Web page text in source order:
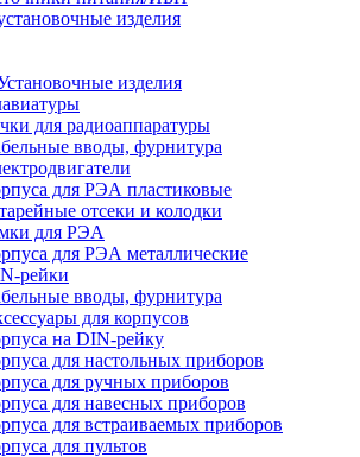
изделия
изделия
для радиоаппаратуры
вводы, фурнитура
для РЭА пластиковые
отсеки и колодки
для РЭА
для РЭА металлические
рейки
вводы, фурнитура
для корпусов
на DIN-рейку
для настольных приборов
для ручных приборов
для навесных приборов
для встраиваемых приборов
для пультов